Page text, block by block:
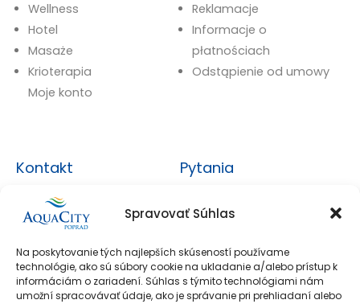
Spravovať Súhlas
Na poskytovanie tých najlepších skúseností používame
technológie, ako sú súbory cookie na ukladanie a/alebo prístup k
informáciám o zariadení. Súhlas s týmito technológiami nám
umožní spracovávať údaje, ako je správanie pri prehliadaní alebo
Wellness
Hotel
Masaże
Krioterapia
Moje konto
Reklamacje
Informacje o
płatnościach
Odstąpienie od umowy
Kontakt
+421 527 851 111
eshop@aquacity.sk
AquaCity Poprad
Športová 1397/1 05801
Pytania
pytania
Moje konto
Skontaktuj Się Z